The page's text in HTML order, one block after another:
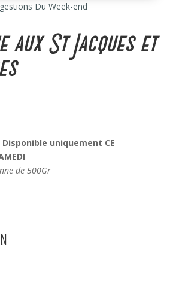
Du Week-end
aux St Jacques et
uniquement CE
de 500Gr